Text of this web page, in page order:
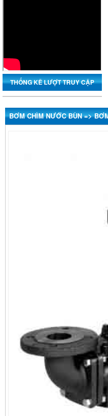
Him Lam
THỐNG KÊ LƯỢT TRUY CẬP
BƠM CHÌM NƯỚC BÙN =>